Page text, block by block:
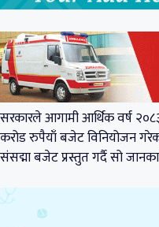
सरकारले आगामी आर्थिक वर्ष
करोड रुपैयाँ बजेट विनियोजन
संसद्मा बजेट प्रस्तुत गर्दै सो